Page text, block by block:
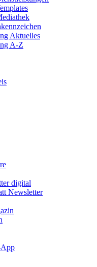
Aktuelles
A-Z
digital
Newsletter